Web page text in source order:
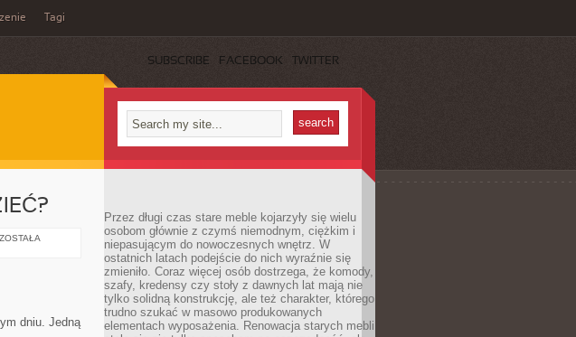
Tagi
SUBSCRIBE FACEBOOK TWITTER
ZAKUP
ZOSTAŁA
dniu. Jedną
Przez długi czas stare meble kojarzyły się wielu
osobom głównie z czymś niemodnym, ciężkim i
niepasującym do nowoczesnych wnętrz. W
ostatnich latach podejście do nich wyraźnie się
zmieniło. Coraz więcej osób dostrzega, że komody,
szafy, kredensy czy stoły z dawnych lat mają nie
tylko solidną konstrukcję, ale też charakter, którego
trudno szukać w masowo produkowanych
elementach wyposażenia. Renowacja starych mebli